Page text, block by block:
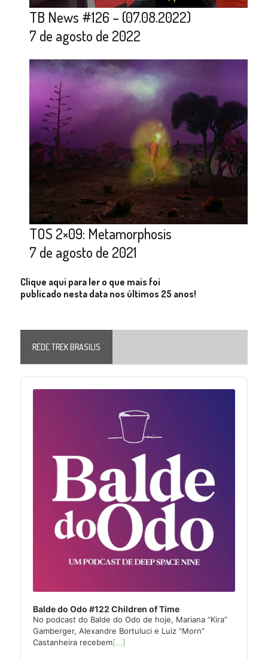
TB News #126 – (07.08.2022)
7 de agosto de 2022
TOS 2×09: Metamorphosis
7 de agosto de 2021
Clique aqui para ler o que mais foi
publicado nesta data nos últimos 25 anos!
REDE TREK BRASILIS
Audio
Player
Balde do Odo #122 Children of Time
No podcast do Balde do Odo de hoje, Mariana “Kira”
Gamberger, Alexandre Bortuluci e Luiz “Morn”
Castanheira recebem[...]